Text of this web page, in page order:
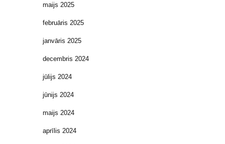
maijs 2025
februāris 2025
janvāris 2025
decembris 2024
jūlijs 2024
jūnijs 2024
maijs 2024
aprīlis 2024